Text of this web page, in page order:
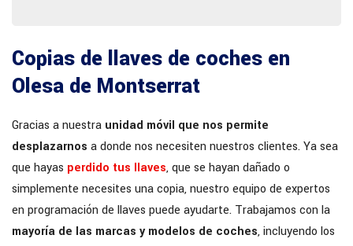
Copias de llaves de coches en
Olesa de Montserrat
Gracias a nuestra unidad móvil que nos permite
desplazarnos a donde nos necesiten nuestros clientes. Ya sea
que hayas perdido tus llaves, que se hayan dañado o
simplemente necesites una copia, nuestro equipo de expertos
en programación de llaves puede ayudarte. Trabajamos con la
mayoría de las marcas y modelos de coches, incluyendo los